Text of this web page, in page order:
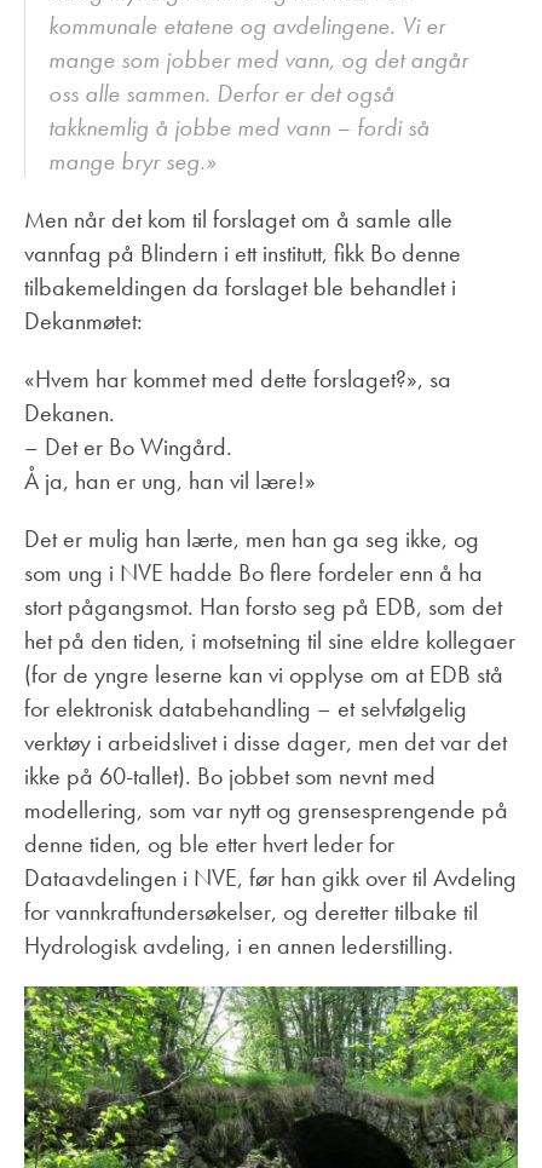
kommunale etatene og avdelingene. Vi er
mange som jobber med vann, og det angår
oss alle sammen. Derfor er det også
takknemlig å jobbe med vann – fordi så
mange bryr seg.»
Men når det kom til forslaget om å samle alle
vannfag på Blindern i ett institutt, fikk Bo denne
tilbakemeldingen da forslaget ble behandlet i
Dekanmøtet:
«Hvem har kommet med dette forslaget?», sa
Dekanen.
– Det er Bo Wingård.
Å ja, han er ung, han vil lære!»
Det er mulig han lærte, men han ga seg ikke, og
som ung i NVE hadde Bo flere fordeler enn å ha
stort pågangsmot. Han forsto seg på EDB, som det
het på den tiden, i motsetning til sine eldre kollegaer
(for de yngre leserne kan vi opplyse om at EDB stå
for elektronisk databehandling – et selvfølgelig
verktøy i arbeidslivet i disse dager, men det var det
ikke på 60-tallet). Bo jobbet som nevnt med
modellering, som var nytt og grensesprengende på
denne tiden, og ble etter hvert leder for
Dataavdelingen i NVE, før han gikk over til Avdeling
for vannkraftundersøkelser, og deretter tilbake til
Hydrologisk avdeling, i en annen lederstilling.